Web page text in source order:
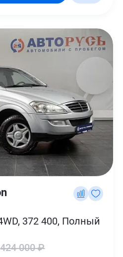
372 400, Полный
424 000 ₽